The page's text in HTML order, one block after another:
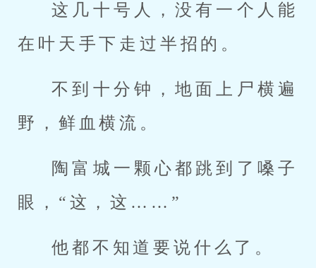
这几十号人，没有一个人能
在叶天手下走过半招的。
不到十分钟，地面上尸横遍
野，鲜血横流。
陶富城一颗心都跳到了嗓子
眼，“这，这……”
他都不知道要说什么了。